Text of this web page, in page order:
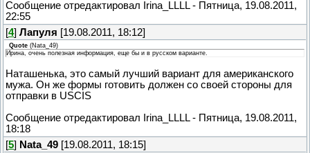
Сообщение отредактировал
Irina_LLLL- Пятница, 19.08.2011,
22:55
[4] Лапуля [19.08.2011, 18:12]
Quote (Nata_49)
Ирина, очень полезная информация, еще бы и в русском варианте.
Наташенька, это самый лучший вариант для американского
мужа. Он же формы готовить должен со своей стороны для
отправки в USCIS
Сообщение отредактировал
Irina_LLLL- Пятница, 19.08.2011,
18:18
[5] Nata_49 [19.08.2011, 18:15]